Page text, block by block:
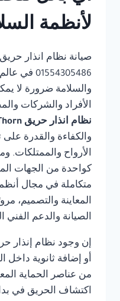
لأنظمة
صيانة نظام انذار حريق Thorn في القاهرة
والسلامة ضرورة لا
الأفراد والشركات
نظام انذار حريق Thorn في القاهرة
والكفاءة والقدرة
الأرواح والممتلكات.
كواحدة من الجهات
متكاملة في مجال
المعاينة والتصميم،
الصيانة والدعم الفني
إن وجود نظام إنذار
أو إضافة ثانوية
من عناصر الحماية
اكتشاف الحريق في